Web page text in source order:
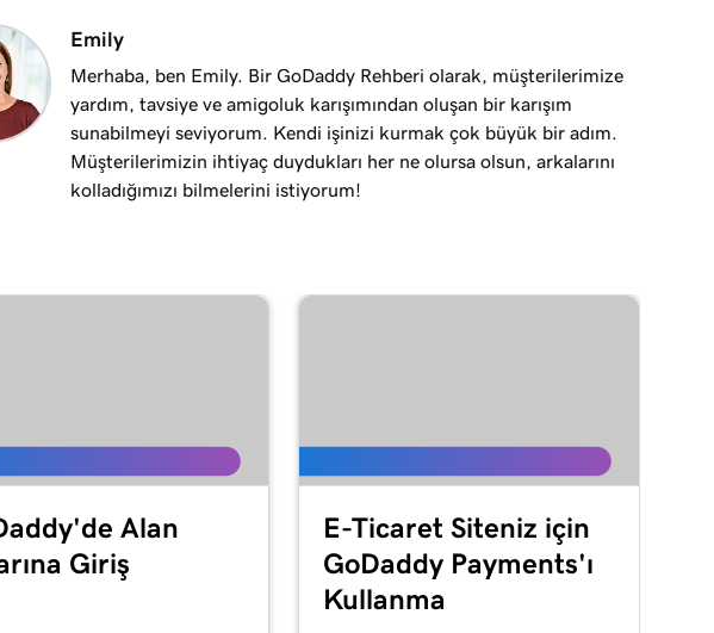
Emily
Merhaba, ben Emily. Bir GoDaddy Rehberi olarak, müşterilerimize
yardım, tavsiye ve amigoluk karışımından oluşan bir karışım
sunabilmeyi seviyorum. Kendi işinizi kurmak çok büyük bir adım.
Müşterilerimizin ihtiyaç duydukları her ne olursa olsun, arkalarını
kolladığımızı bilmelerini istiyorum!
Alan
Giriş
E-Ticaret Siteniz için
GoDaddy Payments'ı
Kullanma